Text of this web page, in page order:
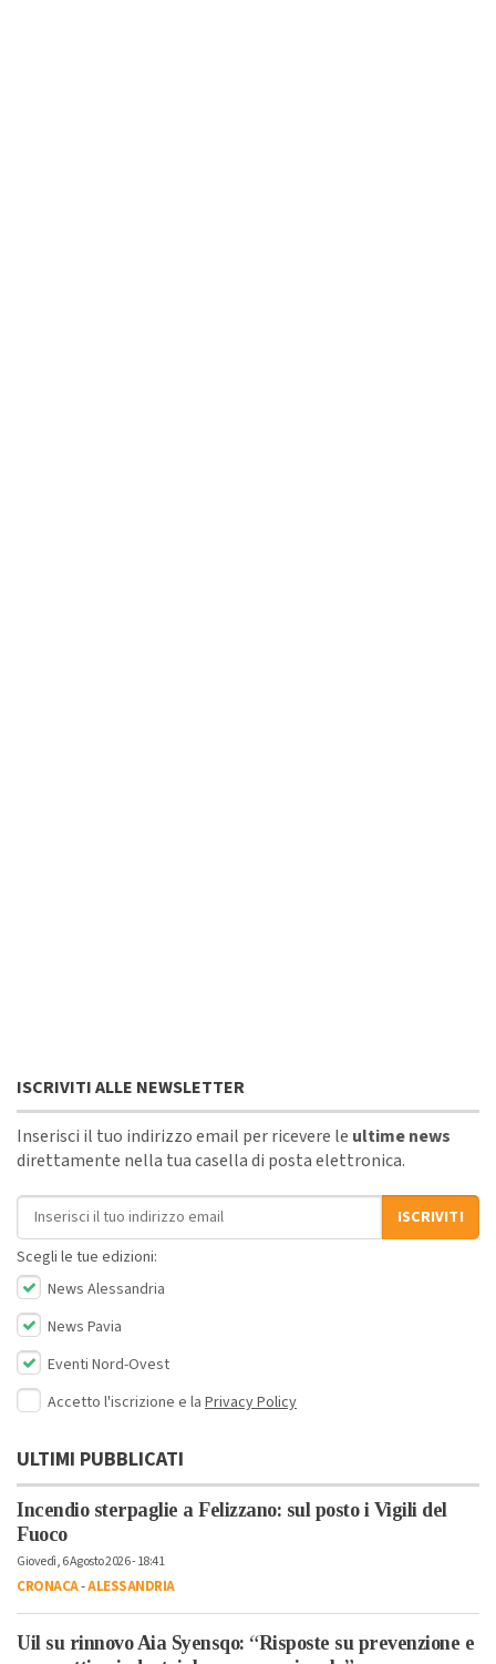
ISCRIVITI ALLE NEWSLETTER
Inserisci il tuo indirizzo email per ricevere le ultime news
direttamente nella tua casella di posta elettronica.
Indirizzo email
ISCRIVITI
Scegli le tue edizioni:
News Alessandria
News Pavia
Eventi Nord-Ovest
Accetto l'iscrizione e la Privacy Policy
ULTIMI PUBBLICATI
Incendio sterpaglie a Felizzano: sul posto i Vigili del
Fuoco
Giovedì, 6 Agosto 2026 - 18:41
CRONACA-ALESSANDRIA
Uil su rinnovo Aia Syensqo: “Risposte su prevenzione e